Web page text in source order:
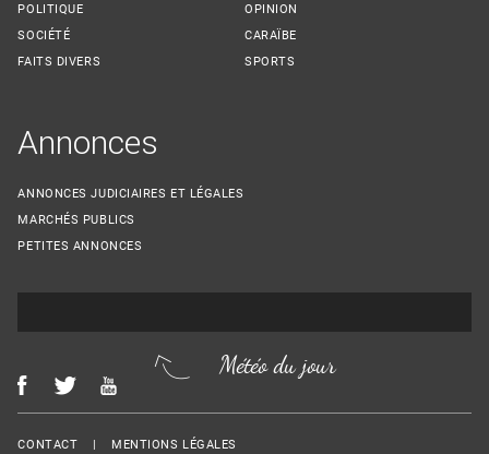
POLITIQUE
SOCIÉTÉ
FAITS DIVERS
OPINION
CARAÏBE
SPORTS
Annonces
ANNONCES JUDICIAIRES ET LÉGALES
MARCHÉS PUBLICS
PETITES ANNONCES
Météo du jour
Menu Footer
CONTACT MENTIONS LÉGALES